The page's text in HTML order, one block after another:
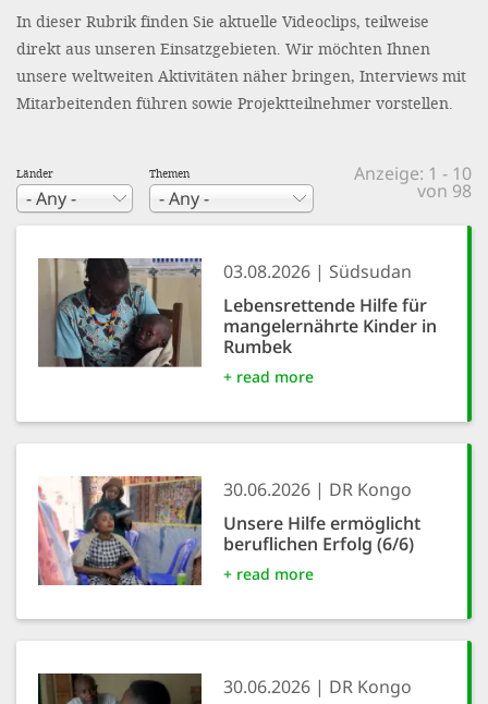
In dieser Rubrik finden Sie aktuelle Videoclips, teilweise
direkt aus unseren Einsatzgebieten. Wir möchten Ihnen
unsere weltweiten Aktivitäten näher bringen, Interviews mit
Mitarbeitenden führen sowie Projektteilnehmer vorstellen.
Länder Themen Anzeige: 1 - 10
von 98
03.08.2026
Südsudan
Lebensrettende Hilfe für
mangelernährte Kinder in
Rumbek
+ read more
30.06.2026
DR Kongo
Unsere Hilfe ermöglicht
beruflichen Erfolg (6/6)
+ read more
30.06.2026
DR Kongo
and
purposes.
us to
efficient,
gain new
for our
optional
can
settings
in the
'Cookie
AGREE